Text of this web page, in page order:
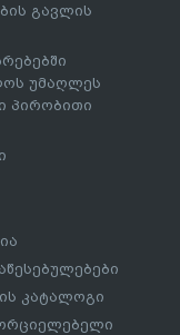
გავლის
უმაღლეს
პირობითი
კატალოგი